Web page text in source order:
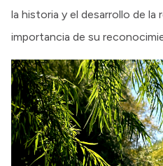
la historia y el desarrollo de la
importancia de su